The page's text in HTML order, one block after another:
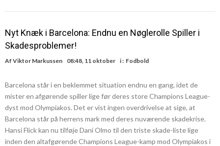
Nyt Knæk i Barcelona: Endnu en Nøglerolle Spiller i
Skadesproblemer!
Af Viktor Markussen 08:48, 11 oktober i : Fodbold
Barcelona står i en beklemmet situation endnu en gang, idet de
mister en afgørende spiller lige før deres store Champions League-
dyst mod Olympiakos. Det er vist ingen overdrivelse at sige, at
Barcelona står på herrens mark med deres nuværende skadekrise.
Hansi Flick kan nu tilføje Dani Olmo til den triste skade-liste lige
inden den altafgørende Champions League-kamp mod Olympiakos i